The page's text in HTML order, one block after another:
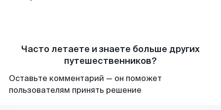
Часто летаете и знаете больше других
путешественников?
Оставьте комментарий — он поможет
пользователям принять решение